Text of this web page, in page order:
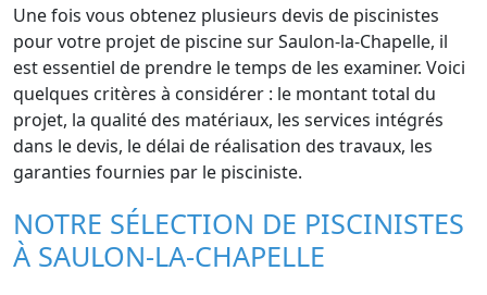
Une fois vous obtenez plusieurs devis de piscinistes
pour votre projet de piscine sur Saulon-la-Chapelle, il
est essentiel de prendre le temps de les examiner. Voici
quelques critères à considérer : le montant total du
projet, la qualité des matériaux, les services intégrés
dans le devis, le délai de réalisation des travaux, les
garanties fournies par le pisciniste.
NOTRE SÉLECTION DE PISCINISTES
À SAULON-LA-CHAPELLE